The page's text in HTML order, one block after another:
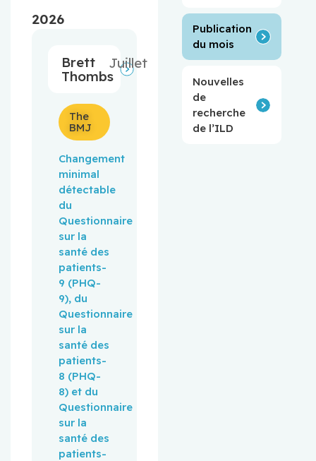
2026
Brett
Thombs
Juillet
The
BMJ
Changement
minimal
détectable
du
Questionnaire
sur la
santé des
patients-
9 (PHQ-
9), du
Questionnaire
sur la
santé des
patients-
8 (PHQ-
8) et du
Questionnaire
sur la
santé des
patients-
Publication
du mois
Nouvelles
de
recherche
de l’ILD